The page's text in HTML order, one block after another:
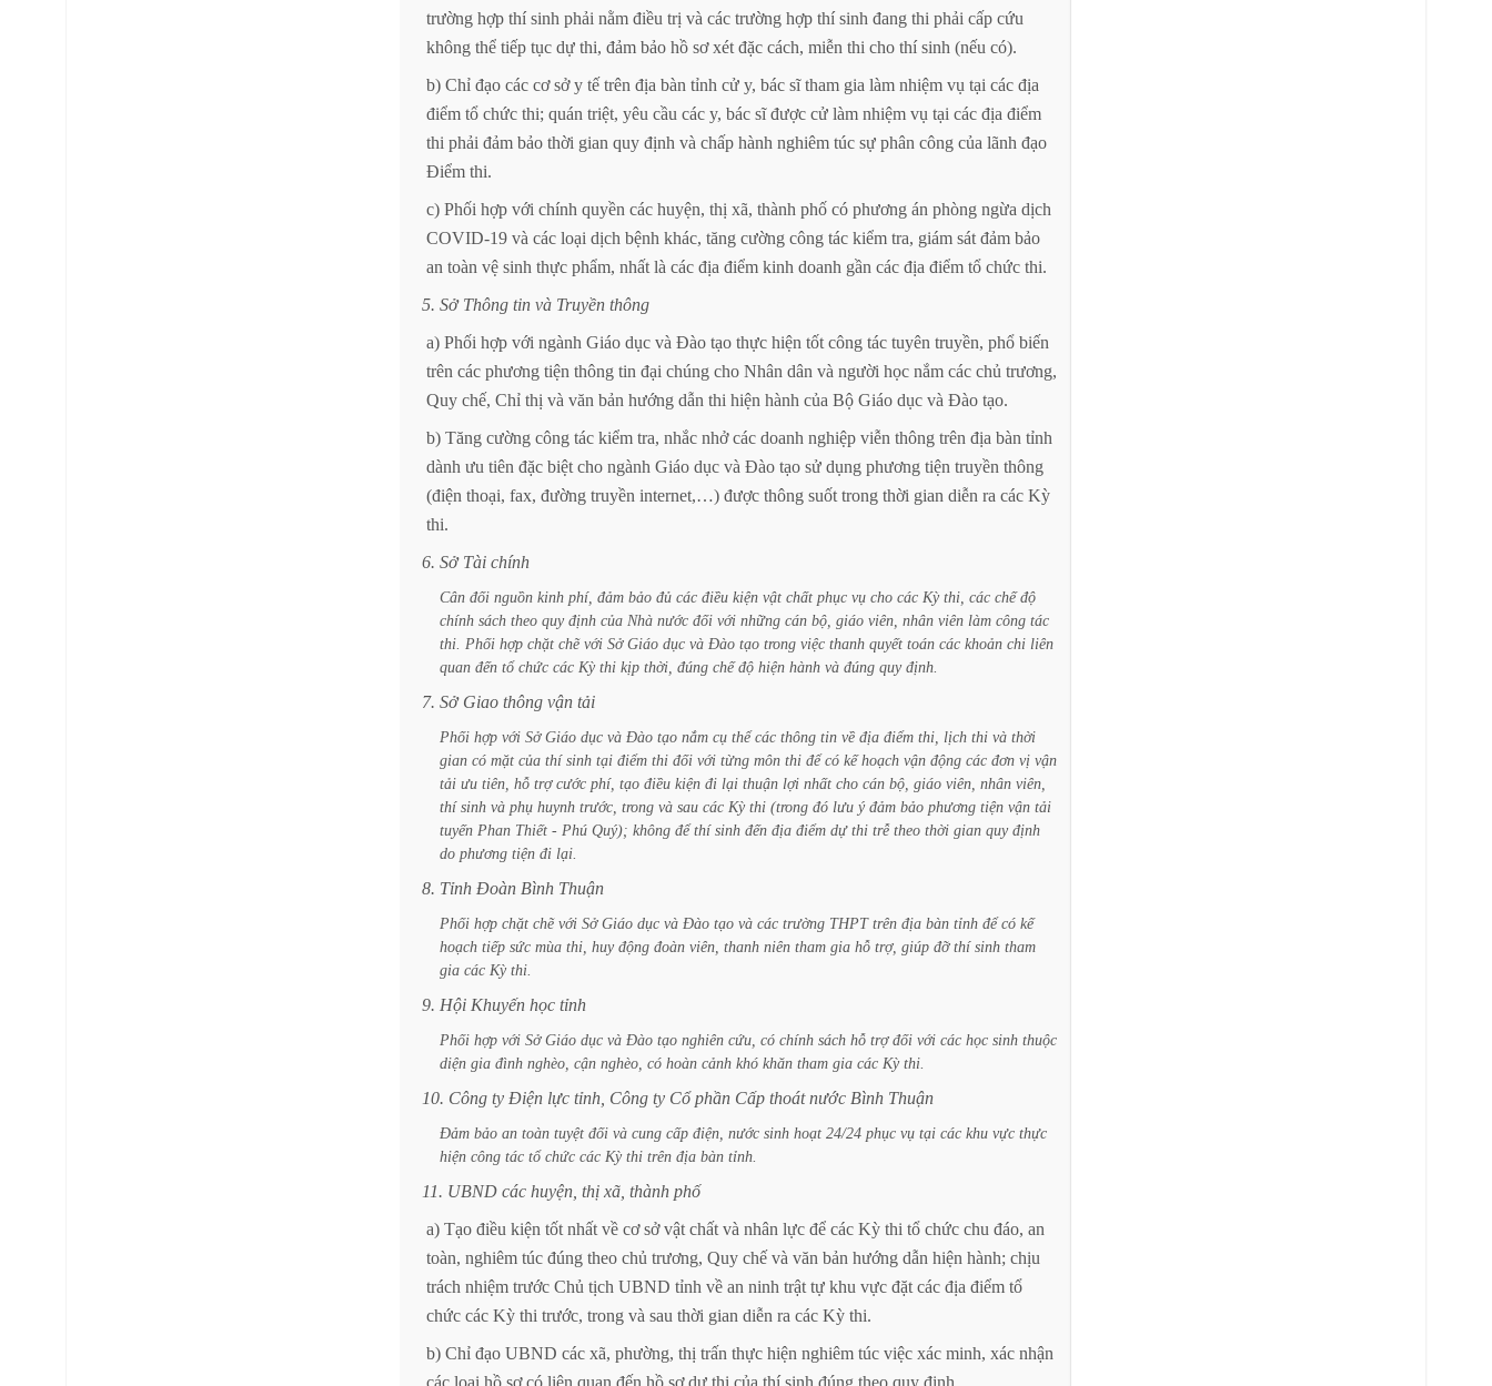
trường hợp thí sinh phải nằm điều trị và các trường hợp thí sinh đang thi phải cấp cứu
không thể tiếp tục dự thi, đảm bảo hồ sơ xét đặc cách, miễn thi cho thí sinh (nếu có).
b) Chỉ đạo các cơ sở y tế trên địa bàn tỉnh cử y, bác sĩ tham gia làm nhiệm vụ tại các địa
điểm tổ chức thi; quán triệt, yêu cầu các y, bác sĩ được cử làm nhiệm vụ tại các địa điểm
thi phải đảm bảo thời gian quy định và chấp hành nghiêm túc sự phân công của lãnh đạo
Điểm thi.
c) Phối hợp với chính quyền các huyện, thị xã, thành phố có phương án phòng ngừa dịch
COVID-19 và các loại dịch bệnh khác, tăng cường công tác kiểm tra, giám sát đảm bảo
an toàn vệ sinh thực phẩm, nhất là các địa điểm kinh doanh gần các địa điểm tổ chức thi.
5. Sở Thông tin và Truyền thông
a) Phối hợp với ngành Giáo dục và Đào tạo thực hiện tốt công tác tuyên truyền, phổ biến
trên các phương tiện thông tin đại chúng cho Nhân dân và người học nắm các chủ trương,
Quy chế, Chỉ thị và văn bản hướng dẫn thi hiện hành của Bộ Giáo dục và Đào tạo.
b) Tăng cường công tác kiểm tra, nhắc nhở các doanh nghiệp viễn thông trên địa bàn tỉnh
dành ưu tiên đặc biệt cho ngành Giáo dục và Đào tạo sử dụng phương tiện truyền thông
(điện thoại, fax, đường truyền internet,…) được thông suốt trong thời gian diễn ra các Kỳ
thi.
6. Sở Tài chính
Cân đối nguồn kinh phí, đảm bảo đủ các điều kiện vật chất phục vụ cho các Kỳ thi, các chế độ
chính sách theo quy định của Nhà nước đối với những cán bộ, giáo viên, nhân viên làm công tác
thi. Phối hợp chặt chẽ với Sở Giáo dục và Đào tạo trong việc thanh quyết toán các khoản chi liên
quan đến tổ chức các Kỳ thi kịp thời, đúng chế độ hiện hành và đúng quy định.
7. Sở Giao thông vận tải
Phối hợp với Sở Giáo dục và Đào tạo nắm cụ thể các thông tin về địa điểm thi, lịch thi và thời
gian có mặt của thí sinh tại điểm thi đối với từng môn thi để có kế hoạch vận động các đơn vị vận
tải ưu tiên, hỗ trợ cước phí, tạo điều kiện đi lại thuận lợi nhất cho cán bộ, giáo viên, nhân viên,
thí sinh và phụ huynh trước, trong và sau các Kỳ thi (trong đó lưu ý đảm bảo phương tiện vận tải
tuyến Phan Thiết - Phú Quý); không để thí sinh đến địa điểm dự thi trễ theo thời gian quy định
do phương tiện đi lại.
8. Tỉnh Đoàn Bình Thuận
Phối hợp chặt chẽ với Sở Giáo dục và Đào tạo và các trường THPT trên địa bàn tỉnh để có kế
hoạch tiếp sức mùa thi, huy động đoàn viên, thanh niên tham gia hỗ trợ, giúp đỡ thí sinh tham
gia các Kỳ thi.
9. Hội Khuyến học tỉnh
Phối hợp với Sở Giáo dục và Đào tạo nghiên cứu, có chính sách hỗ trợ đối với các học sinh thuộc
diện gia đình nghèo, cận nghèo, có hoàn cảnh khó khăn tham gia các Kỳ thi.
10. Công ty Điện lực tỉnh, Công ty Cổ phần Cấp thoát nước Bình Thuận
Đảm bảo an toàn tuyệt đối và cung cấp điện, nước sinh hoạt 24/24 phục vụ tại các khu vực thực
hiện công tác tổ chức các Kỳ thi trên địa bàn tỉnh.
11. UBND các huyện, thị xã, thành phố
a) Tạo điều kiện tốt nhất về cơ sở vật chất và nhân lực để các Kỳ thi tổ chức chu đáo, an
toàn, nghiêm túc đúng theo chủ trương, Quy chế và văn bản hướng dẫn hiện hành; chịu
trách nhiệm trước Chủ tịch UBND tỉnh về an ninh trật tự khu vực đặt các địa điểm tổ
chức các Kỳ thi trước, trong và sau thời gian diễn ra các Kỳ thi.
b) Chỉ đạo UBND các xã, phường, thị trấn thực hiện nghiêm túc việc xác minh, xác nhận
các loại hồ sơ có liên quan đến hồ sơ dự thi của thí sinh đúng theo quy định.